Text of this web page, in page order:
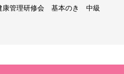
康管理研修会 基本のき 中級